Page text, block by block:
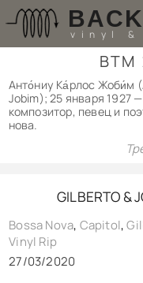
vinyl &
АКУСТИКА
МУЗЫКА
HI-FI PLAYERS
TESTS
BTM
Анто́ниу Ка́рлос Жоби́м
Jobim); 25 января 1927
композитор, певец и
нова.
GILBERTO &
Bossa Nova, Capitol,
Vinyl Rip
27/03/2020